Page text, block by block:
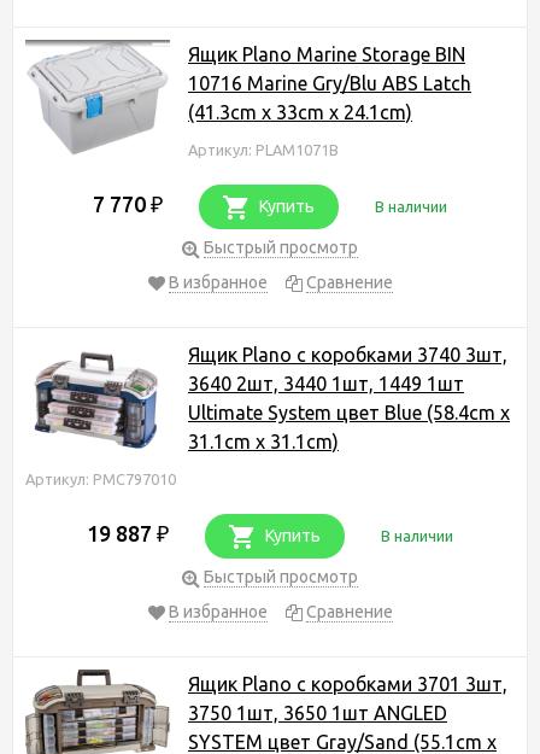
Ящик Plano Marine Storage BIN
10716 Marine Gry/Blu ABS Latch
(41.3cm x 33cm x 24.1cm)
Артикул: PLAM1071B
7 770 ₽ Купить В наличии
Быстрый просмотр
В избранное
Сравнение
Ящик Plano с коробками 3740 3шт,
3640 2шт, 3440 1шт, 1449 1шт
Ultimate System цвет Blue (58.4cm x
31.1cm x 31.1cm)
Артикул: PMC797010
19 887 ₽ Купить В наличии
Быстрый просмотр
В избранное
Сравнение
Ящик Plano с коробками 3701 3шт,
3750 1шт, 3650 1шт ANGLED
SYSTEM цвет Gray/Sand (55.1cm x